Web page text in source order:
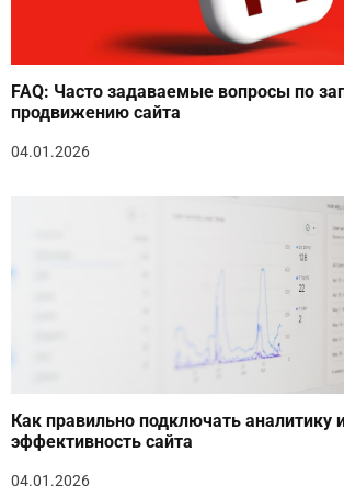
FAQ: Часто задаваемые вопросы по
продвижению сайта
04.01.2026
Как правильно подключать аналитику
эффективность сайта
04.01.2026